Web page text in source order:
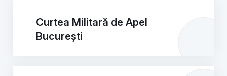
Curtea Militară de Apel
București